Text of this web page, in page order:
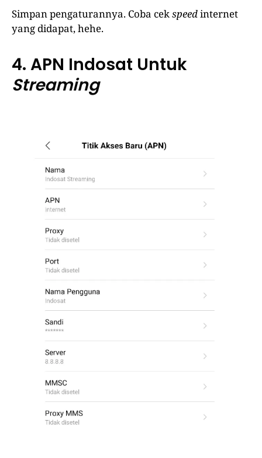
Simpan pengaturannya. Coba cekspeedinternet
yang didapat, hehe.
4. APN Indosat Untuk
Streaming